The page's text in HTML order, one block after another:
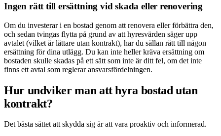
Ingen rätt till ersättning vid skada eller renovering
Om du investerar i en bostad genom att renovera eller förbättra den,
och sedan tvingas flytta på grund av att hyresvärden säger upp
avtalet (vilket är lättare utan kontrakt), har du sällan rätt till någon
ersättning för dina utlägg. Du kan inte heller kräva ersättning om
bostaden skulle skadas på ett sätt som inte är ditt fel, om det inte
finns ett avtal som reglerar ansvarsfördelningen.
Hur undviker man att hyra bostad utan
kontrakt?
Det bästa sättet att skydda sig är att vara proaktiv och informerad.